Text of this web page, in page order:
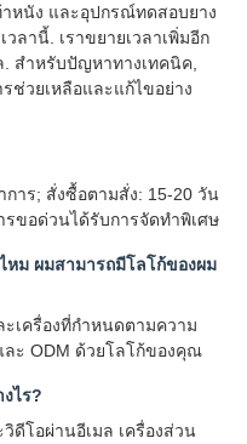
หนัง และอุปกรณ์ทดสอบยาง
ลานี้. เราขยายเวลาเพิ่มอีก
สําหรับปัญหาทางเทคนิค,
ช่วยเหลือและแก้ไขอย่าง
การ; สั่งซื้อตามสั่ง: 15-20 วัน
รขอด่วนได้รับการจัดทําพิเศษ
ม ผมสามารถมีโลโก้ของผม
ะเครื่องที่กําหนดตามความ
ละ ODM ด้วยโลโก้ของคุณ
ไร?
ดีโอผ่านอีเมล เครื่องส่วน